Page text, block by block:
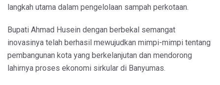
langkah utama dalam pengelolaan sampah perkotaan.
Bupati Ahmad Husein dengan berbekal semangat
inovasinya telah berhasil mewujudkan mimpi-mimpi tentang
pembangunan kota yang berkelanjutan dan mendorong
lahirnya proses ekonomi sirkular di Banyumas.